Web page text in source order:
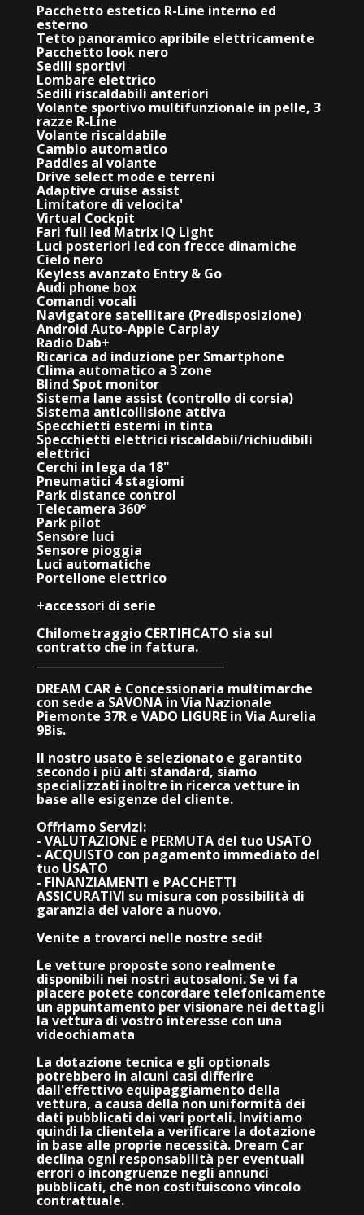
Pacchetto estetico R-Line interno ed
esterno
Tetto panoramico apribile elettricamente
Pacchetto look nero
Sedili sportivi
Lombare elettrico
Sedili riscaldabili anteriori
Volante sportivo multifunzionale in pelle, 3
razze R-Line
Volante riscaldabile
Cambio automatico
Paddles al volante
Drive select mode e terreni
Adaptive cruise assist
Limitatore di velocita'
Virtual Cockpit
Fari full led Matrix IQ Light
Luci posteriori led con frecce dinamiche
Cielo nero
Keyless avanzato Entry & Go
Audi phone box
Comandi vocali
Navigatore satellitare (Predisposizione)
Android Auto-Apple Carplay
Radio Dab+
Ricarica ad induzione per Smartphone
Clima automatico a 3 zone
Blind Spot monitor
Sistema lane assist (controllo di corsia)
Sistema anticollisione attiva
Specchietti esterni in tinta
Specchietti elettrici riscaldabii/richiudibili
elettrici
Cerchi in lega da 18"
Pneumatici 4 stagiomi
Park distance control
Telecamera 360°
Park pilot
Sensore luci
Sensore pioggia
Luci automatiche
Portellone elettrico
+accessori di serie
Chilometraggio CERTIFICATO sia sul
contratto che in fattura.
DREAM CAR è Concessionaria multimarche
con sede a SAVONA in Via Nazionale
Piemonte 37R e VADO LIGURE in Via Aurelia
9Bis.
Il nostro usato è selezionato e garantito
secondo i più alti standard, siamo
specializzati inoltre in ricerca vetture in
base alle esigenze del cliente.
Offriamo Servizi:
- VALUTAZIONE e PERMUTA del tuo USATO
- ACQUISTO con pagamento immediato del
tuo USATO
- FINANZIAMENTI e PACCHETTI
ASSICURATIVI su misura con possibilità di
garanzia del valore a nuovo.
Venite a trovarci nelle nostre sedi!
Le vetture proposte sono realmente
disponibili nei nostri autosaloni. Se vi fa
piacere potete concordare telefonicamente
un appuntamento per visionare nei dettagli
la vettura di vostro interesse con una
videochiamata
La dotazione tecnica e gli optionals
potrebbero in alcuni casi differire
dall'effettivo equipaggiamento della
vettura, a causa della non uniformità dei
dati pubblicati dai vari portali. Invitiamo
quindi la clientela a verificare la dotazione
in base alle proprie necessità. Dream Car
declina ogni responsabilità per eventuali
errori o incongruenze negli annunci
pubblicati, che non costituiscono vincolo
contrattuale.